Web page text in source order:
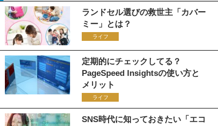
ランドセル選びの救世主「カバー
ミー」とは？
ライフ
定期的にチェックしてる？
PageSpeed Insightsの使い方と
メリット
ライフ
SNS時代に知っておきたい「エコ